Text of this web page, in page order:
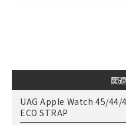
関
UAG Apple Watch 45/44/
ECO STRAP